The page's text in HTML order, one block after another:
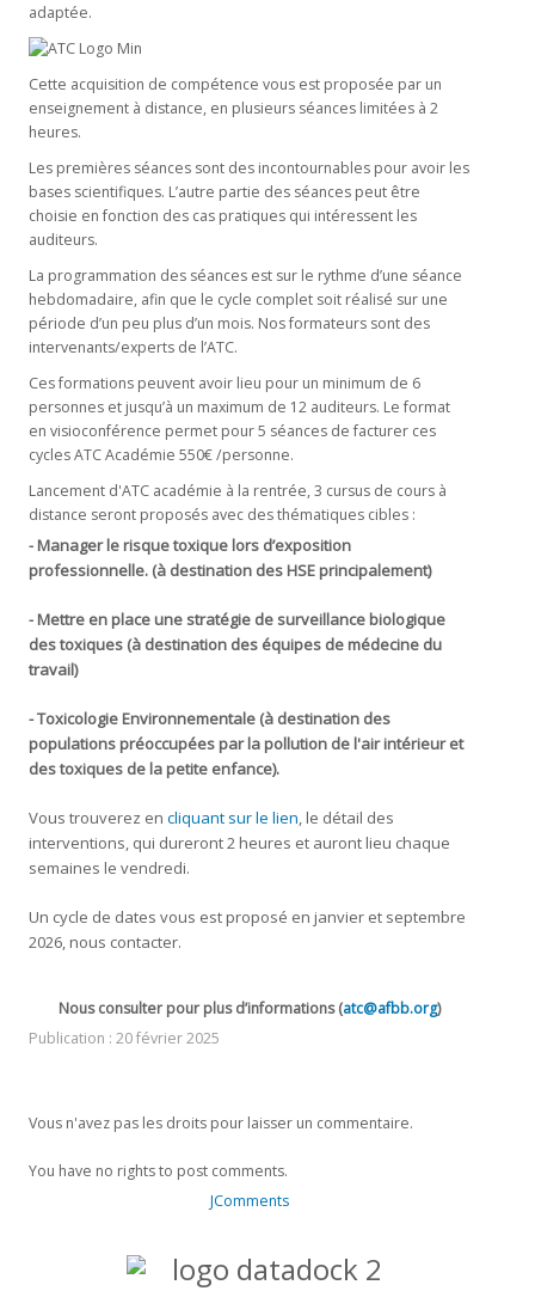
adaptée.
Cette acquisition de compétence vous est proposée par un
enseignement à distance, en plusieurs séances limitées à 2
heures.
Les premières séances sont des incontournables pour avoir les
bases scientifiques. L’autre partie des séances peut être
choisie en fonction des cas pratiques qui intéressent les
auditeurs.
La programmation des séances est sur le rythme d’une séance
hebdomadaire, afin que le cycle complet soit réalisé sur une
période d’un peu plus d’un mois. Nos formateurs sont des
intervenants/experts de l’ATC.
Ces formations peuvent avoir lieu pour un minimum de 6
personnes et jusqu’à un maximum de 12 auditeurs. Le format
en visioconférence permet pour 5 séances de facturer ces
cycles ATC Académie 550€ /personne.
Lancement d'ATC académie à la rentrée, 3 cursus de cours à
distance seront proposés avec des thématiques cibles :
- Manager le risque toxique lors d’exposition
professionnelle. (à destination des HSE principalement)
- Mettre en place une stratégie de surveillance biologique
des toxiques (à destination des équipes de médecine du
travail)
-Toxicologie Environnementale (à destination des
populations préoccupées par la pollution de l'air intérieur et
des toxiques de la petite enfance).
Vous trouverez en cliquant sur le lien, le détail des
interventions, qui dureront 2 heures et auront lieu chaque
semaines le vendredi.
Un cycle de dates vous est proposé en janvier et septembre
2026, nous contacter.
Nous consulter pour plus d’informations (atc@afbb.org)
Publication : 20 février 2025
Vous n'avez pas les droits pour laisser un commentaire.
You have no rights to post comments.
JComments